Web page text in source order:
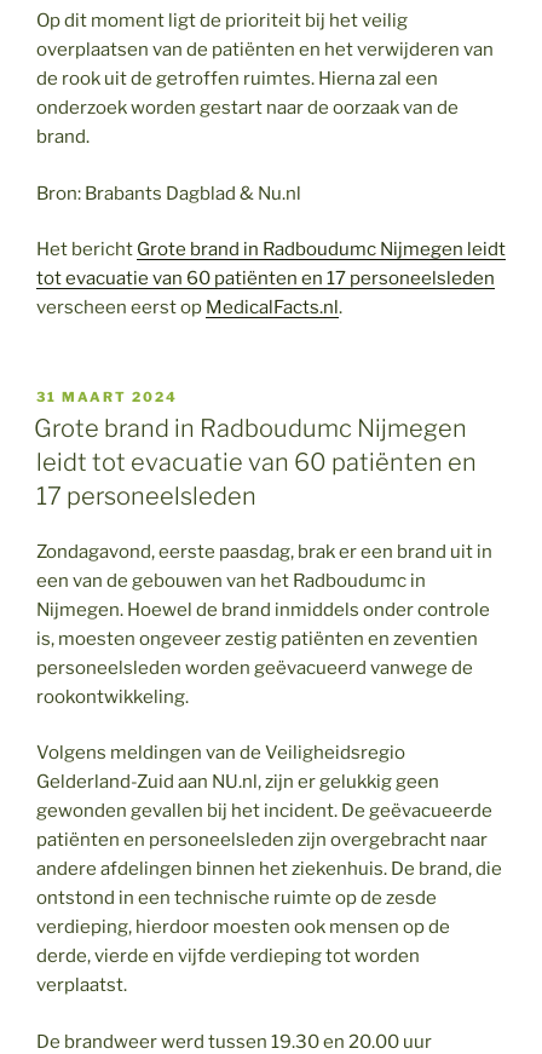
Op dit moment ligt de prioriteit bij het veilig
overplaatsen van de patiënten en het verwijderen van
de rook uit de getroffen ruimtes. Hierna zal een
onderzoek worden gestart naar de oorzaak van de
brand.
Bron: Brabants Dagblad & Nu.nl
Het bericht Grote brand in Radboudumc Nijmegen leidt
tot evacuatie van 60 patiënten en 17 personeelsleden
verscheen eerst op MedicalFacts.nl .
GEPLAATST
OP
31 MAART 2024
Grote brand in Radboudumc Nijmegen
leidt tot evacuatie van 60 patiënten en
17 personeelsleden
Zondagavond, eerste paasdag, brak er een brand uit in
een van de gebouwen van het Radboudumc in
Nijmegen. Hoewel de brand inmiddels onder controle
is, moesten ongeveer zestig patiënten en zeventien
personeelsleden worden geëvacueerd vanwege de
rookontwikkeling.
Volgens meldingen van de Veiligheidsregio
Gelderland-Zuid aan NU.nl, zijn er gelukkig geen
gewonden gevallen bij het incident. De geëvacueerde
patiënten en personeelsleden zijn overgebracht naar
andere afdelingen binnen het ziekenhuis. De brand, die
ontstond in een technische ruimte op de zesde
verdieping, hierdoor moesten ook mensen op de
derde, vierde en vijfde verdieping tot worden
verplaatst.
De brandweer werd tussen 19.30 en 20.00 uur